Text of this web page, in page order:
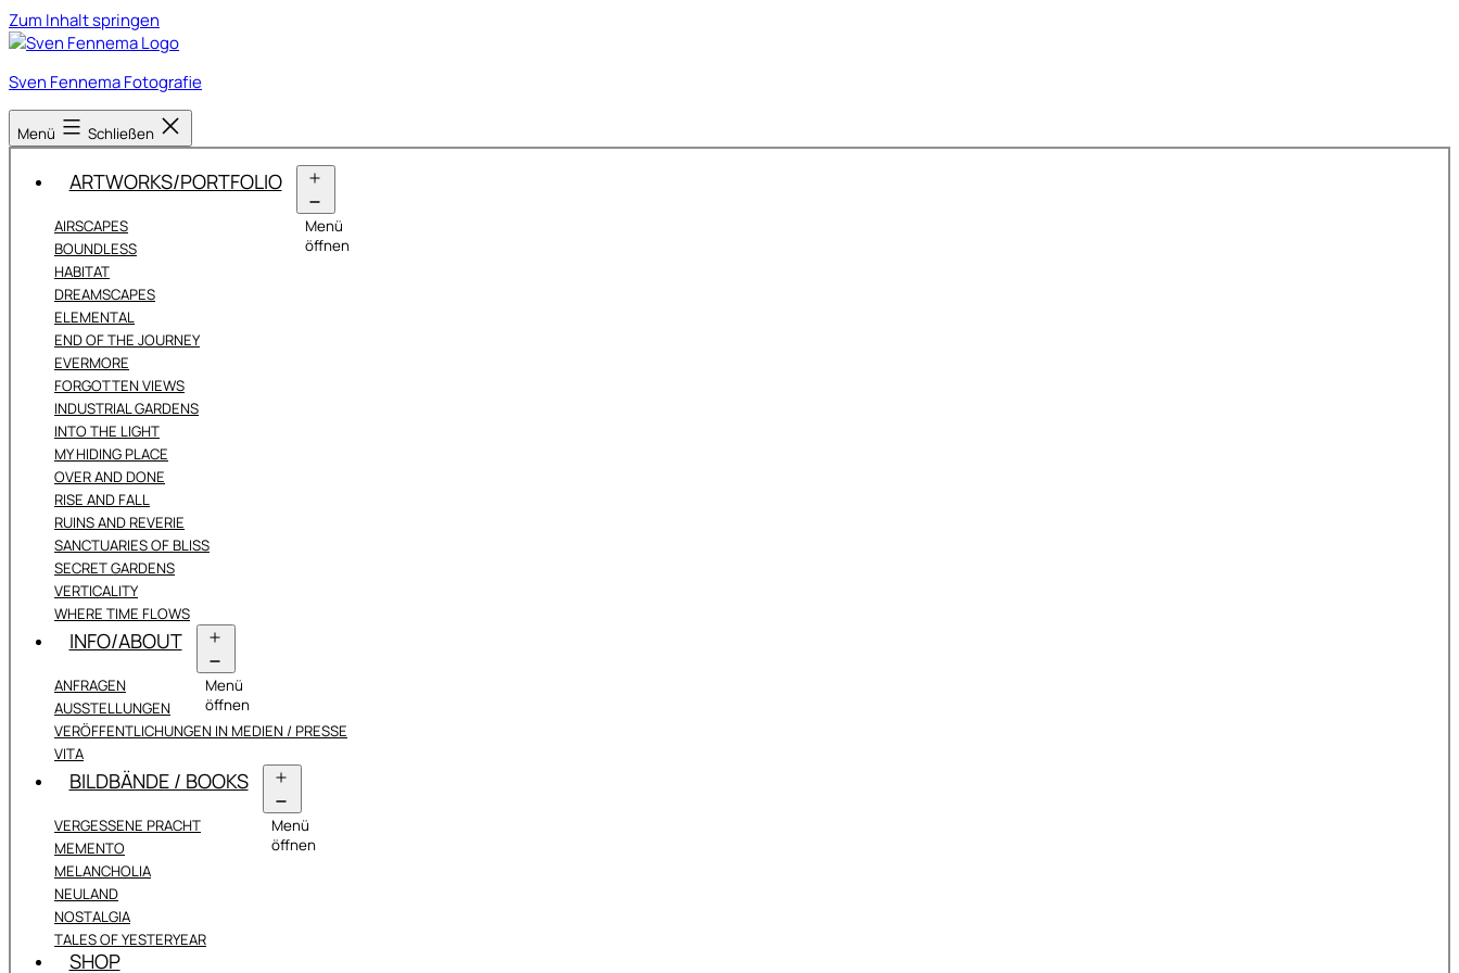
Zum Inhalt springen
Sven Fennema Fotografie
Menü Schließen
ARTWORKS/PORTFOLIO
Menü
öffnen
AIRSCAPES
BOUNDLESS
HABITAT
DREAMSCAPES
ELEMENTAL
END OF THE JOURNEY
EVERMORE
FORGOTTEN VIEWS
INDUSTRIAL GARDENS
INTO THE LIGHT
MY HIDING PLACE
OVER AND DONE
RISE AND FALL
RUINS AND REVERIE
SANCTUARIES OF BLISS
SECRET GARDENS
VERTICALITY
WHERE TIME FLOWS
INFO/ABOUT
Menü
öffnen
ANFRAGEN
AUSSTELLUNGEN
VERÖFFENTLICHUNGEN IN MEDIEN / PRESSE
VITA
BILDBÄNDE / BOOKS
Menü
öffnen
VERGESSENE PRACHT
MEMENTO
MELANCHOLIA
NEULAND
NOSTALGIA
TALES OF YESTERYEAR
SHOP